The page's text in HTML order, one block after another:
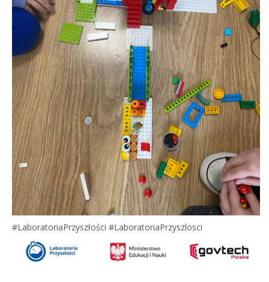
#LaboratoriaPrzyszłości #LaboratoriaPrzyszlosci